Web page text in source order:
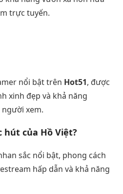
trực tuyến.
nổi bật trên Hot51, được
xinh đẹp và khả năng
xem.
của Hồ Việt?
sắc nổi bật, phong cách
hấp dẫn và khả năng